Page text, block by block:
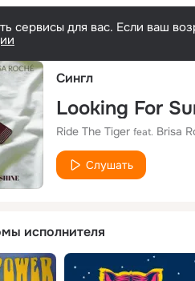
сервисы для вас. Если ваш
Сингл
Looking For
Ride The Tiger feat. Brisa
Слушать
исполнителя